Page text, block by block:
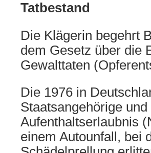
Tatbestand
Die Klägerin begehrt
dem Gesetz über die
Gewalttaten
Die 1976 in
Staatsangehörige
Aufenthaltserlaubnis
einem Autounfall, bei